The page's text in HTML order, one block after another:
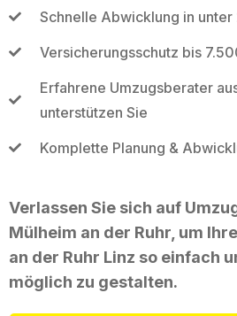
Schnelle Abwicklung in unter
Versicherungsschutz bis
Erfahrene Umzugsberater
unterstützen Sie
Komplette Planung &
Verlassen Sie sich auf
Mülheim an der Ruhr, um
an der Ruhr Linz so einfach
möglich zu gestalten.